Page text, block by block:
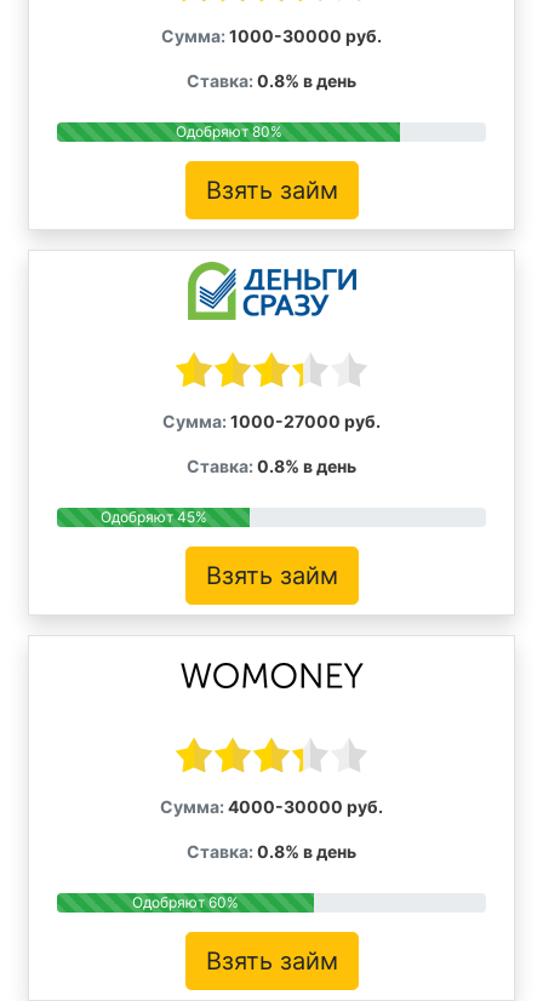
Сумма: 1000-30000 руб.
Ставка: 0.8% в день
Одобряют 80%
Взять займ
Сумма: 1000-27000 руб.
Ставка: 0.8% в день
Одобряют 45%
Взять займ
Сумма: 4000-30000 руб.
Ставка: 0.8% в день
Одобряют 60%
Взять займ